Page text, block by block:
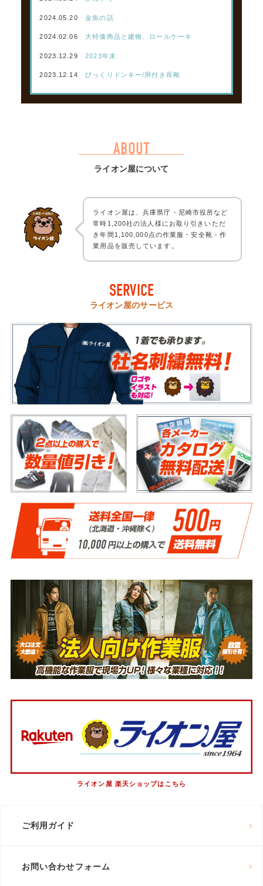
2024.05.20 金魚の話
2024.02.06 大特価商品と建物、ロールケーキ
2023.12.29 2023年末
2023.12.14 びっくりドンキー/胴付き長靴
ABOUT
ライオン屋について
ライオン屋は、兵庫県庁・尼崎市役所など
常時1,200社の法人様にお取り引きいただ
き年間1,100,000点の作業服・安全靴・作
業用品を販売しています。
SERVICE
ライオン屋のサービス
ライオン屋 楽天ショップはこちら
ご利用ガイド
お問い合わせフォーム